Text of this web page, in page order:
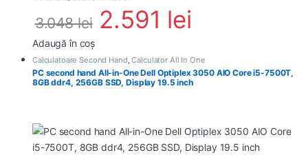
3.048lei 2.591 lei
Adaugă în coș
Calculatoare Second Hand,Calculator All In One
PC second hand All-in-One Dell Optiplex 3050 AIO Core i5-7500T,
8GB ddr4, 256GB SSD, Display 19.5 inch